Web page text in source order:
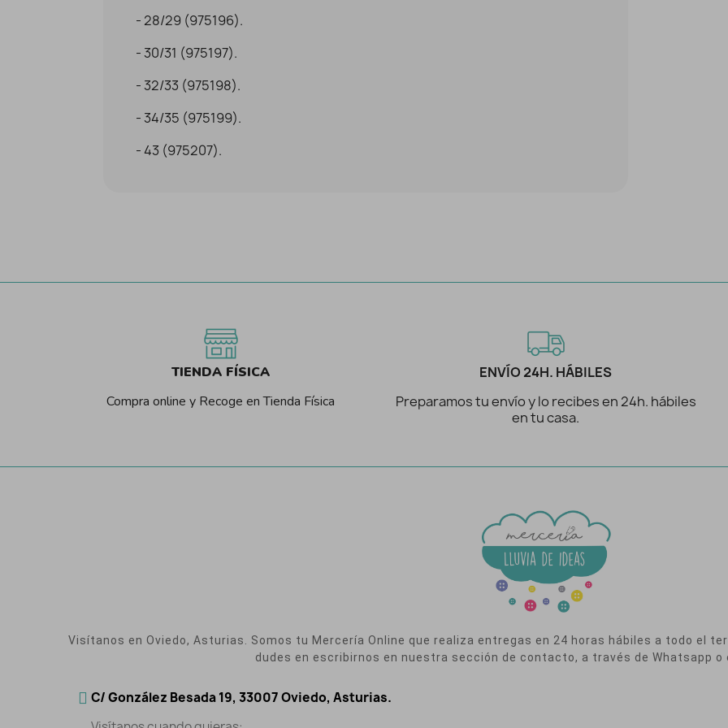
- 28/29 (975196).
- 30/31 (975197).
- 32/33 (975198).
- 34/35 (975199).
- 43 (975207).
TIENDA FÍSICA
Compra online y Recoge en Tienda Física
ENVÍO 24H. HÁBILES
Preparamos tu envío y lo recibes en 24h. hábiles
en tu casa.
Visítanos en Oviedo, Asturias. Somos tu Mercería Online que realiza entregas en 24 horas hábiles a todo el
dudes en escribirnos en nuestra sección de contacto, a través de Whatsapp o
C/ González Besada 19, 33007 Oviedo, Asturias.